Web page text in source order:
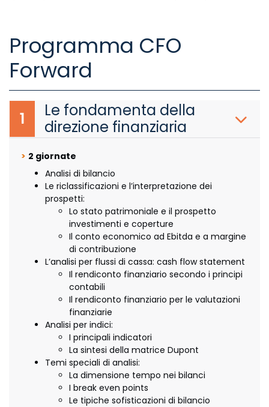
Programma CFO
Forward
1
Le fondamenta della
direzione finanziaria
> 2 giornate
Analisi di bilancio
Le riclassificazioni e l’interpretazione dei
prospetti:
Lo stato patrimoniale e il prospetto
investimenti e coperture
Il conto economico ad Ebitda e a margine
di contribuzione
L’analisi per flussi di cassa: cash flow statement
Il rendiconto finanziario secondo i principi
contabili
Il rendiconto finanziario per le valutazioni
finanziarie
Analisi per indici:
I principali indicatori
La sintesi della matrice Dupont
Temi speciali di analisi:
La dimensione tempo nei bilanci
I break even points
Le tipiche sofisticazioni di bilancio